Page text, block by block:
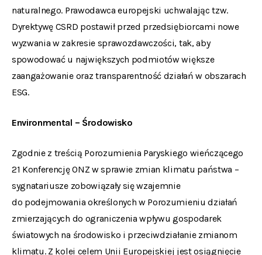
naturalnego. Prawodawca europejski uchwalając tzw.
Dyrektywę CSRD postawił przed przedsiębiorcami nowe
wyzwania w zakresie sprawozdawczości, tak, aby
spowodować u największych podmiotów większe
zaangażowanie oraz transparentność działań w obszarach
ESG.
Environmental – Środowisko
Zgodnie z treścią Porozumienia Paryskiego wieńczącego
21 Konferencję ONZ w sprawie zmian klimatu państwa –
sygnatariusze zobowiązały się wzajemnie
do podejmowania określonych w Porozumieniu działań
zmierzających do ograniczenia wpływu gospodarek
światowych na środowisko i przeciwdziałanie zmianom
klimatu. Z kolei celem Unii Europejskiej jest osiągnięcie